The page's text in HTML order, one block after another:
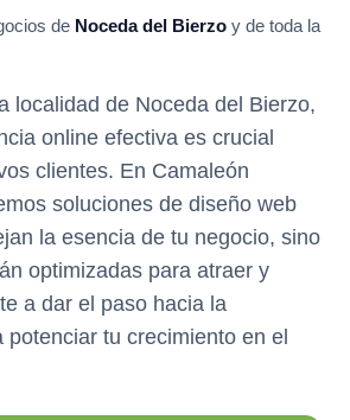
de Noceda del Bierzo y de toda la
localidad de Noceda del Bierzo,
online efectiva es crucial
clientes. En Camaleón
soluciones de diseño web
la esencia de tu negocio, sino
optimizadas para atraer y
a dar el paso hacia la
potenciar tu crecimiento en el